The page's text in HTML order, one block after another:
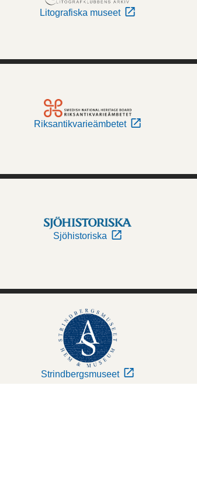
Litografiska museet
Riksantikvarieämbetet
Sjöhistoriska
Strindbergsmuseet